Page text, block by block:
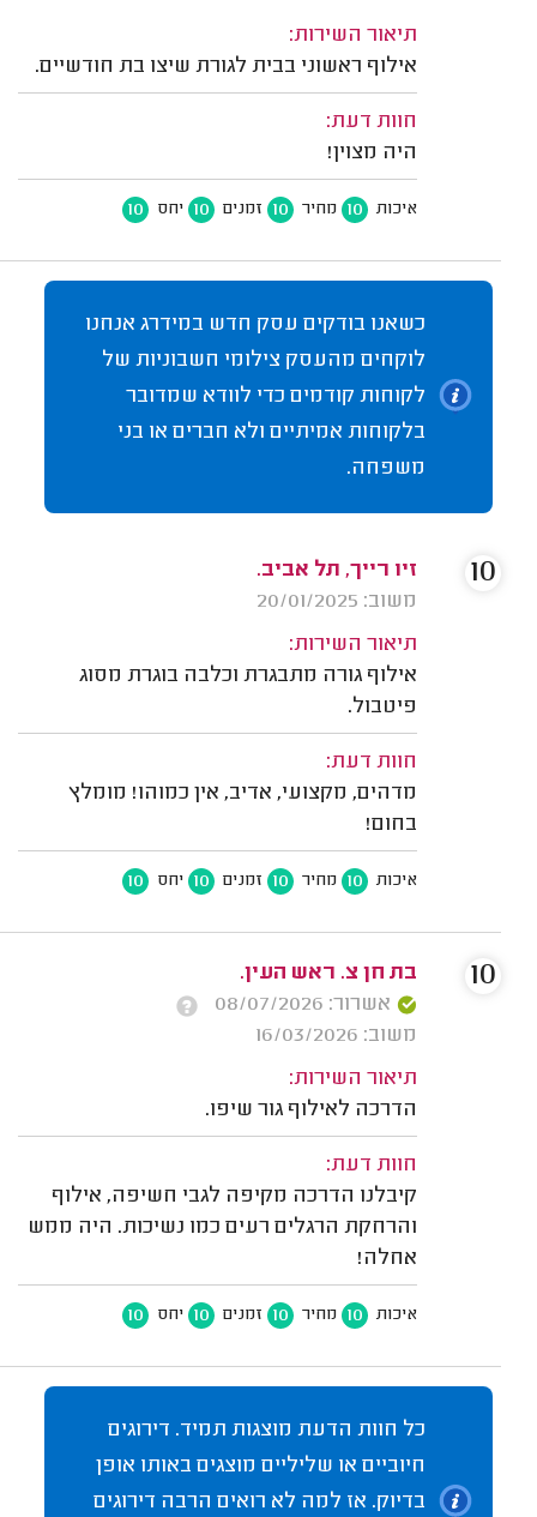
תיאור השירות:
אילוף ראשוני בבית לגורת שיצו בת חודשיים.
חוות דעת:
היה מצוין!
איכות 10 מחיר 10 זמנים 10 יחס 10
כשאנו בודקים עסק חדש במידרג אנחנו
לוקחים מהעסק צילומי חשבוניות של
לקוחות קודמים כדי לוודא שמדובר
בלקוחות אמיתיים ולא חברים או בני
משפחה.
זיו רייך, תל אביב.
משוב: 20/01/2025
תיאור השירות:
אילוף גורה מתבגרת וכלבה בוגרת מסוג
פיטבול.
חוות דעת:
מדהים, מקצועי, אדיב, אין כמוהו! מומלץ
בחום!
איכות 10 מחיר 10 זמנים 10 יחס 10
10
בת חן צ. ראש העין.
אשרור: 08/07/2026
משוב: 16/03/2026
תיאור השירות:
הדרכה לאילוף גור שיפו.
חוות דעת:
קיבלנו הדרכה מקיפה לגבי חשיפה, אילוף
והרחקת הרגלים רעים כמו נשיכות. היה ממש
אחלה!
איכות 10 מחיר 10 זמנים 10 יחס 10
10
כל חוות הדעת מוצגות תמיד. דירוגים
חיוביים או שליליים מוצגים באותו אופן
בדיוק. אז למה לא רואים הרבה דירוגים